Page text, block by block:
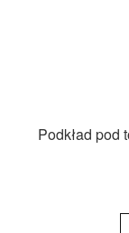
Podkład pod